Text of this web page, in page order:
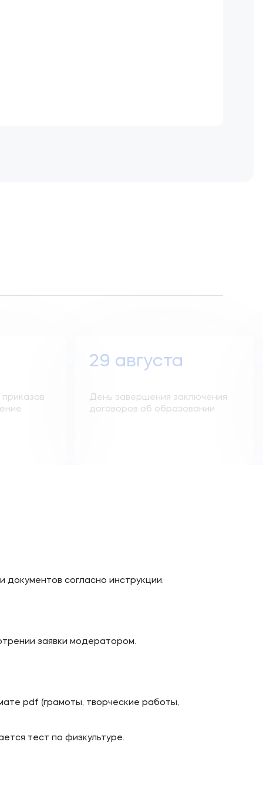
29 августа
День завершения заключения
договоров об образовании
согласно инструкции.
заявки модератором.
pdf (грамоты, творческие работы,
тест по физкультуре.